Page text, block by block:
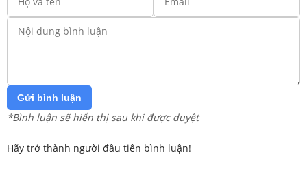
Gửi bình luận
*Bình luận sẽ hiển thị sau khi được duyệt
Hãy trở thành người đầu tiên bình luận!